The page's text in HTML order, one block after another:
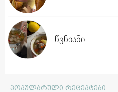
წვნიანი
პოპულარული რეცეპტები